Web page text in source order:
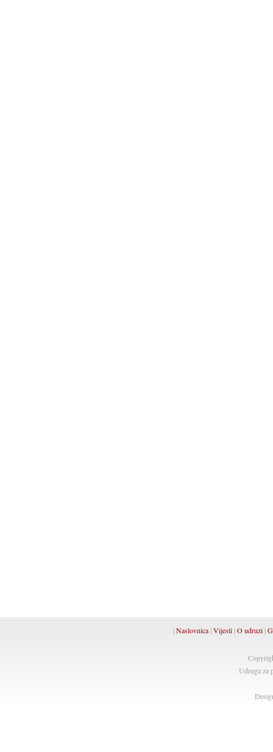
|Naslovnica |Vijesti |O udruzi |
Udruga za